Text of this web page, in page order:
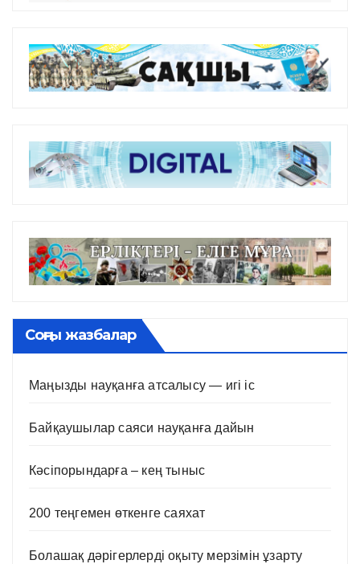
Соңғы жазбалар
Маңызды науқанға атсалысу — игі іс
Байқаушылар саяси науқанға дайын
Кәсіпорындарға – кең тыныс
200 теңгемен өткенге саяхат
Болашақ дәрігерлерді оқыту мерзімін ұзарту